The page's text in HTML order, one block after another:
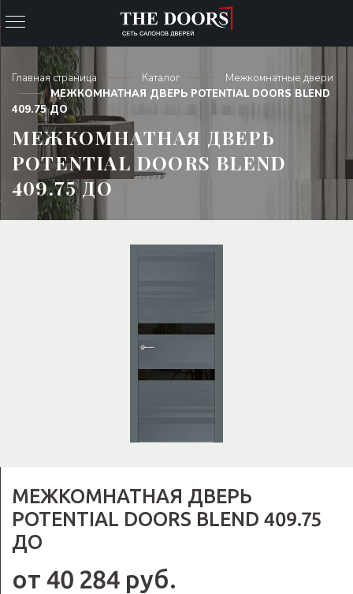
Главная страница Каталог
Межкомнатные двери
МЕЖКОМНАТНАЯ ДВЕРЬ POTENTIAL DOORS BLEND
409.75 ДО
МЕЖКОМНАТНАЯ ДВЕРЬ
POTENTIAL DOORS BLEND
409.75 ДО
МЕЖКОМНАТНАЯ ДВЕРЬ
POTENTIAL DOORS BLEND 409.75
ДО
от 40 284 руб.